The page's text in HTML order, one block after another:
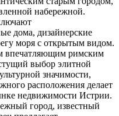
набережной.
дома, дизайнерские
моря с открытым видом.
впечатляющим римским
выбор элитной
значимости,
расположения делает
недвижимости Истрии.
город, известный